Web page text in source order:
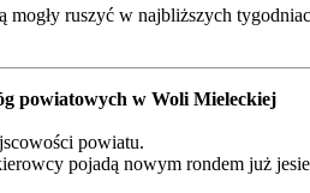
mogły ruszyć w najbliższych
powiatowych w Woli Mieleckiej
powiatu.
pojadą nowym rondem już